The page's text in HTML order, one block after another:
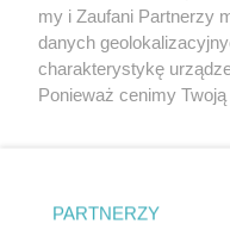
Reklama Tematy
my i Zaufani Partnerzy
danych
charakterystykę
Ponieważ cenimy
znajdujący się w
rodzaje przetwarzania
PARTNERZY